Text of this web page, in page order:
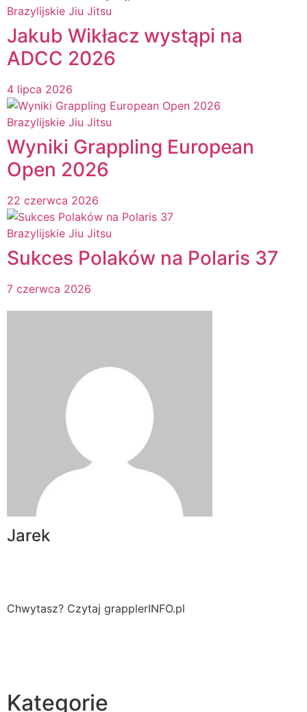
Brazylijskie Jiu Jitsu
Jakub Wikłacz wystąpi na
ADCC 2026
4 lipca 2026
Brazylijskie Jiu Jitsu
Wyniki Grappling European
Open 2026
22 czerwca 2026
Brazylijskie Jiu Jitsu
Sukces Polaków na Polaris 37
7 czerwca 2026
Jarek
Chwytasz? Czytaj grapplerINFO.pl
Kategorie